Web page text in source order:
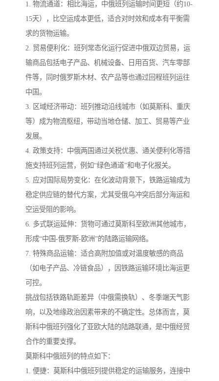
1. 物流通道：相比海运，中俄班列运输时间更短（约10-
15天），比空运成本更低，适合对时效和成本有平衡需
求的货物运输。
2. 贸易便利化：班列常态化运行促进中俄双边贸易，运
输商品包括电子产品、机械设备、日用百货、汽车零部
件等，同时俄罗斯木材、农产品等也通过回程班列运往
中国。
3. 区域经济带动：班列推动沿线城市（如莫斯科、重庆
等）成为物流枢纽，带动当地仓储、加工、贸易等产业
发展。
4. 政策支持：中俄两国通过关税优惠、通关便利化等措
施支持班列运营，例如“绿色通道”和电子化报关。
5. 应对国际局势变化：在化波动背景下，铁路运输成为
稳定供应链的替代方案，尤其受俄乌冲突后部分海运和
空运受阻的影响。
6. 多式联运延伸：货物可通过莫斯科至欧洲其他城市，
形成“中国-俄罗斯-欧洲”的陆路运输网络。
7. 特殊商品运输：适合高附加值或对温度敏感的商品
（如电子产品、冷链食品），因铁路运输环境比海运更
可控。
挑战包括铁路轨距差异（中俄需换轨）、冬季端天气影
响，以及地缘政治因素带来的不确定性。总体而言，莫
斯科中俄班列强化了亚欧大陆的陆路联通，是中俄经贸
合作的重要支撑。
莫斯科中俄班列的特点如下：
1. 便捷：莫斯科中俄班列提供稳定的运输服务，连接中